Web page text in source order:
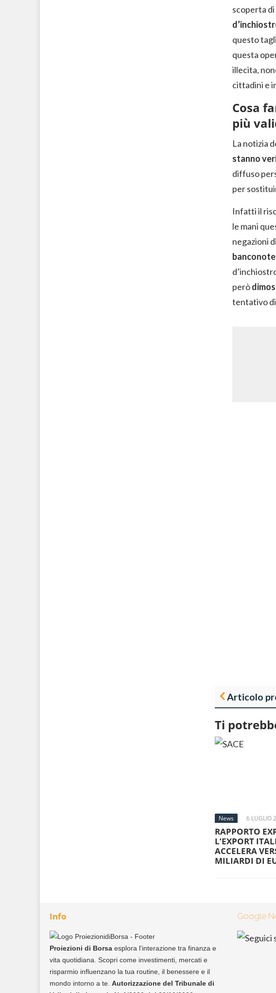
scoperta
questo
questa
illecita,
cittadini e
Cosa
più
La notizia
stanno
diffuso
per
Infatti il
le mani
negazioni
però
tentativo
Articolo
Ti
News 6 LUGLIO
RAPPORTO
L’EXPORT
ACCELERA
MILIARDI DI
Info
Proiezioni di Borsa esplora l'interazione tra finanza e
vita quotidiana. Scopri come investimenti, mercati e
risparmio influenzano la tua routine, il benessere e il
mondo intorno a te. Autorizzazione del Tribunale di
Google